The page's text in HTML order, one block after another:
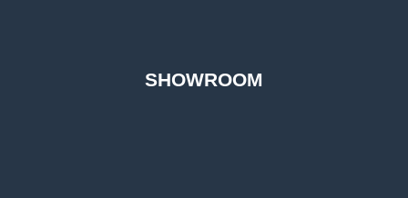
SHOWROOM